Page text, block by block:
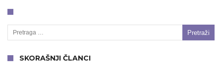
Pretraga za:
SKORAŠNJI ČLANCI